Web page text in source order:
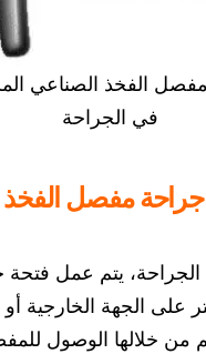
الفخذ الصناعي
في الجراحة
جراحة مفصل
يتم عمل فتحة
سنتيمتر على الجهة الخارجية
من خلالها الوصول